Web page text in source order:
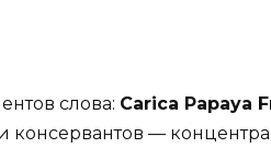
слова: Carica Papaya
консервантов —